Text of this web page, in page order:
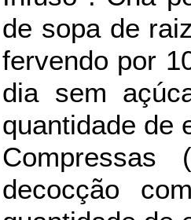
de sopa de
fervendo por
dia sem
quantidade de
decocção